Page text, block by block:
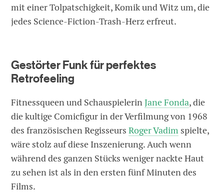
mit einer Tolpatschigkeit, Komik und Witz um, die
jedes ­Science-Fiction-Trash-Herz erfreut.
Gestörter Funk für perfektes
Retrofeeling
Fitnessqueen und SchauspielerinJane Fonda, die
die kultige Comicfigur in der ­Verfilmung von 1968
des französischen ­RegisseursRoger Vadim spielte,
wäre stolz auf diese Inszenierung. Auch wenn
während des ganzen Stücks weniger nackte Haut
zu sehen ist als in den ersten fünf Minuten des
Films.